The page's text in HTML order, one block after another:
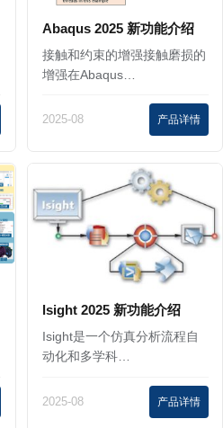
Abaqus 2025 新功能介绍
接触和约束的增强接触磨损的
增强在Abaqus…
2025-08 产品详情
lsight 2025 新功能介绍
Isight是一个仿真分析流程自
动化和多学科…
2025-08 产品详情